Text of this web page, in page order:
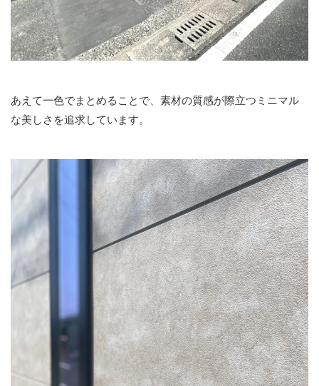
あえて一色でまとめることで、素材の質感が際立つミニマル
な美しさを追求しています。